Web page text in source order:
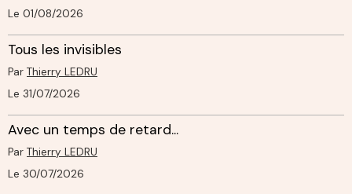
Le 01/08/2026
Tous les invisibles
Par Thierry LEDRU
Le 31/07/2026
Avec un temps de retard...
Par Thierry LEDRU
Le 30/07/2026